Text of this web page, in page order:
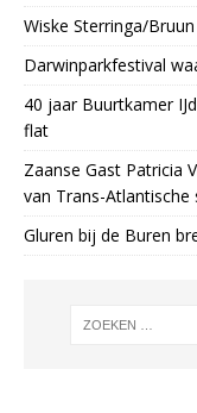
Wiske Sterringa/
Darwinparkfestival
40 jaar Buurtkamer
flat
Zaanse Gast Patricia
van Trans-Atlantische
Gluren bij de Buren